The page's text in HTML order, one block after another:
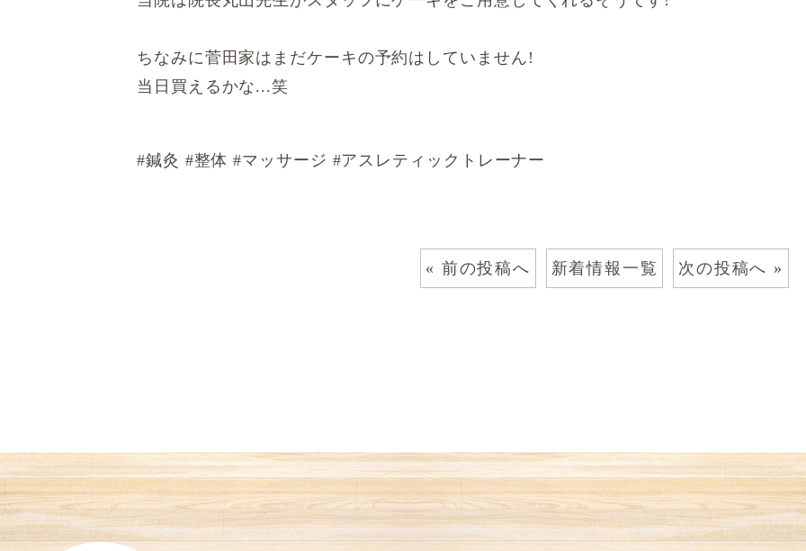
ちなみに菅田家はまだケーキの予約はしていません!
当日買えるかな...笑
#鍼灸 #整体 #マッサージ #アスレティックトレーナー
« 前の投稿へ 新着情報一覧 次の投稿へ »